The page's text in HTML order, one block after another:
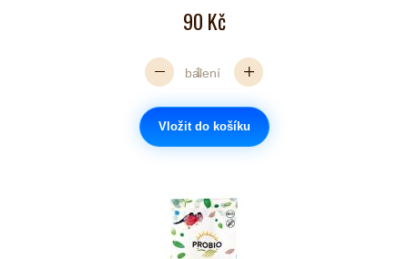
90 Kč
balení
Vložit do košíku